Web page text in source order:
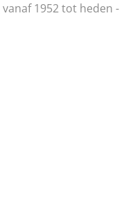
1952 tot heden -